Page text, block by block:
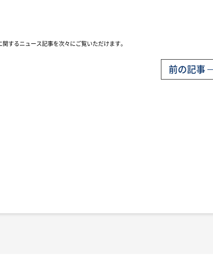
するニュース記事を次々にご覧いただけます。
前の記事